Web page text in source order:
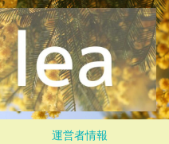
運営者情報